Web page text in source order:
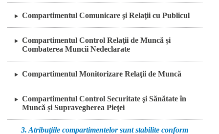
Compartimentul Comunicare şi Relaţii cu Publicul
Compartimentul Control Relaţii de Muncă și
Combaterea Muncii Nedeclarate
Compartimentul Monitorizare Relaţii de Muncă
Compartimentul Control Securitate şi Sănătate în
Muncă și Supravegherea Pieţei
3. Atribuţiile compartimentelorsunt stabilite conform